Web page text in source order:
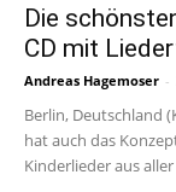
Die
CD mit
Andreas Hagemoser -
Berlin, Deutschland
hat auch das
Kinderlieder aus